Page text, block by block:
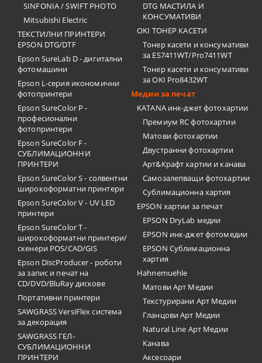
SINFONIA / SWIFT PHOTO
Mitsubishi Electric
ТЕКСТИЛНИ ПРИНТЕРИ
EPSON DTG/DTF
Epson SureLab D - дигитални
фотомашини
Epson L-серия икономични
фотопринтери
Epson SureColor P -
професионални
фотопринтери
Epson SureColor F -
СУБЛИМАЦИОННИ
ПРИНТЕРИ
Epson SureColor S - солвентни
широкоформатни принтери
Epson SureColor V - UV LED
принтери
Epson SureColor T -
широкоформатни принтери/
скенери POS/CAD/GIS
Epson DiscProducer - роботи
за запис и печат на
CD/DVD/BluRay дискове
Портативни принтери
SAWGRASS VersiFlex система
за декорация
SAWGRASS ГЕЛ-
СУБЛИМАЦИОННИ
ПРИНТЕРИ
DTG МАСТИЛА И
КОНСУМАТИВИ
OKI ТОНЕР КАСЕТИ
Тонер касети и консумативи
за ES7411WT/Pro7411WT
Тонер касети и консумативи
за OKI Pro8432WT
Медии за печат
KATANA инк-джет фотохартии
Премиум RC фотохартии
Матови фотохартии
Двустранни фотохартии
Арт&Крафт хартии и канава
Самозалепващи фотохартии
Сублимационна хартия
EPSON хартии за печат
EPSON DryLab медии
EPSON инк-джет фотомедии
EPSON Сублимационна
хартия
Hahnemuehle
Матови Арт Медии
Текстурирани Арт Медии
Гланцови Арт Медии
Natural Line Арт Медии
Канава
Аксесоари